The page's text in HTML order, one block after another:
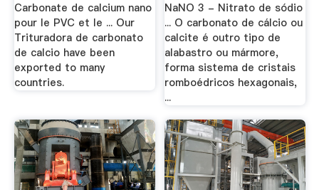
Carbonate de calcium nano
pour le PVC et le ... Our
Trituradora de carbonato
de calcio have been
exported to many
countries.
NaNO 3 - Nitrato de sódio
... O carbonato de cálcio ou
calcite é outro tipo de
alabastro ou mármore,
forma sistema de cristais
romboédricos hexagonais,
...